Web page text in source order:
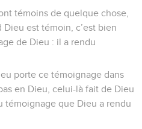
témoins de quelque chose,
Dieu est témoin, c’est bien
de Dieu : il a rendu
porte ce témoignage dans
en Dieu, celui-là fait de Dieu
témoignage que Dieu a rendu